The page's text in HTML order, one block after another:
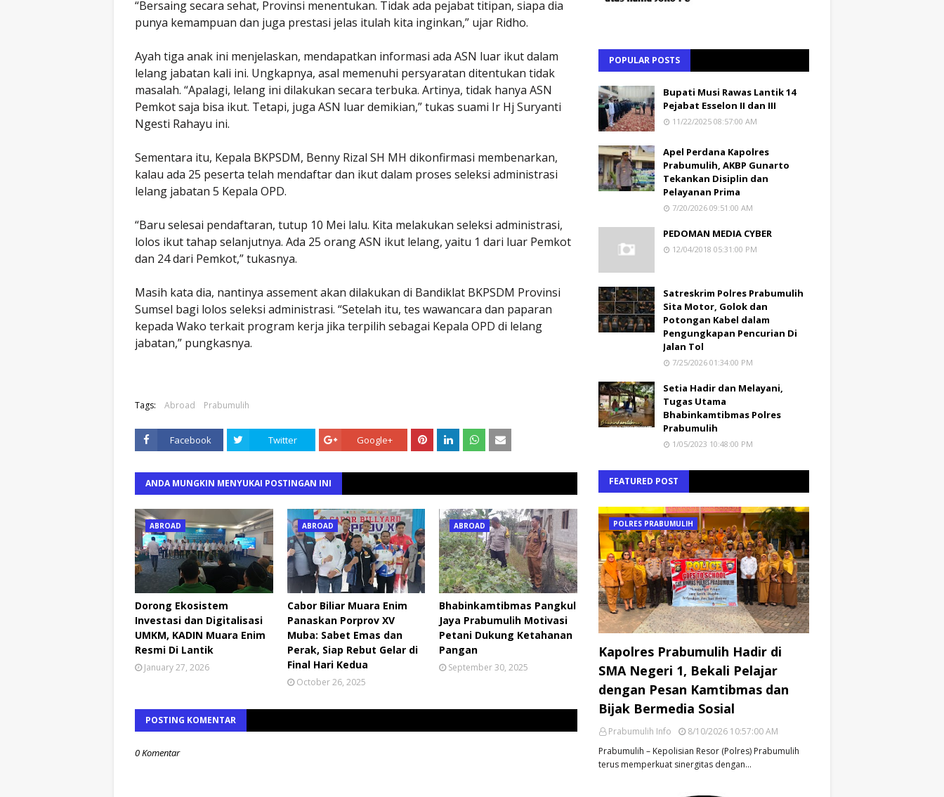
“Bersaing secara sehat, Provinsi menentukan. Tidak ada pejabat titipan, siapa dia
punya kemampuan dan juga prestasi jelas itulah kita inginkan,” ujar Ridho.
Ayah tiga anak ini menjelaskan, mendapatkan informasi ada ASN luar ikut dalam
lelang jabatan kali ini. Ungkapnya, asal memenuhi persyaratan ditentukan tidak
masalah. “Apalagi, lelang ini dilakukan secara terbuka. Artinya, tidak hanya ASN
Pemkot saja bisa ikut. Tetapi, juga ASN luar demikian,” tukas suami Ir Hj Suryanti
Ngesti Rahayu ini.
Sementara itu, Kepala BKPSDM, Benny Rizal SH MH dikonfirmasi membenarkan,
kalau ada 25 peserta telah mendaftar dan ikut dalam proses seleksi administrasi
lelang jabatan 5 Kepala OPD.
“Baru selesai pendaftaran, tutup 10 Mei lalu. Kita melakukan seleksi administrasi,
lolos ikut tahap selanjutnya. Ada 25 orang ASN ikut lelang, yaitu 1 dari luar Pemkot
dan 24 dari Pemkot,” tukasnya.
Masih kata dia, nantinya assement akan dilakukan di Bandiklat BKPSDM Provinsi
Sumsel bagi lolos seleksi administrasi. “Setelah itu, tes wawancara dan paparan
kepada Wako terkait program kerja jika terpilih sebagai Kepala OPD di lelang
jabatan,” pungkasnya.
Tags: Abroad Prabumulih
Facebook Twitter Google+
ANDA MUNGKIN MENYUKAI POSTINGAN INI
ABROAD
Dorong Ekosistem
Investasi dan Digitalisasi
UMKM, KADIN Muara Enim
Resmi Di Lantik
January 27, 2026
ABROAD
Cabor Biliar Muara Enim
Panaskan Porprov XV
Muba: Sabet Emas dan
Perak, Siap Rebut Gelar di
Final Hari Kedua
October 26, 2025
ABROAD
Bhabinkamtibmas Pangkul
Jaya Prabumulih Motivasi
Petani Dukung Ketahanan
Pangan
September 30, 2025
POSTING KOMENTAR
0 Komentar
POPULAR POSTS
Bupati Musi Rawas Lantik 14
Pejabat Esselon II dan III
11/22/2025 08:57:00 AM
Apel Perdana Kapolres
Prabumulih, AKBP Gunarto
Tekankan Disiplin dan
Pelayanan Prima
7/20/2026 09:51:00 AM
PEDOMAN MEDIA CYBER
12/04/2018 05:31:00 PM
Satreskrim Polres Prabumulih
Sita Motor, Golok dan
Potongan Kabel dalam
Pengungkapan Pencurian Di
Jalan Tol
7/25/2026 01:34:00 PM
Setia Hadir dan Melayani,
Tugas Utama
Bhabinkamtibmas Polres
Prabumulih
1/05/2023 10:48:00 PM
FEATURED POST
POLRES PRABUMULIH
Kapolres Prabumulih Hadir di
SMA Negeri 1, Bekali Pelajar
dengan Pesan Kamtibmas dan
Bijak Bermedia Sosial
Prabumulih Info
8/10/2026 10:57:00 AM
Prabumulih – Kepolisian Resor (Polres) Prabumulih
terus memperkuat sinergitas dengan…